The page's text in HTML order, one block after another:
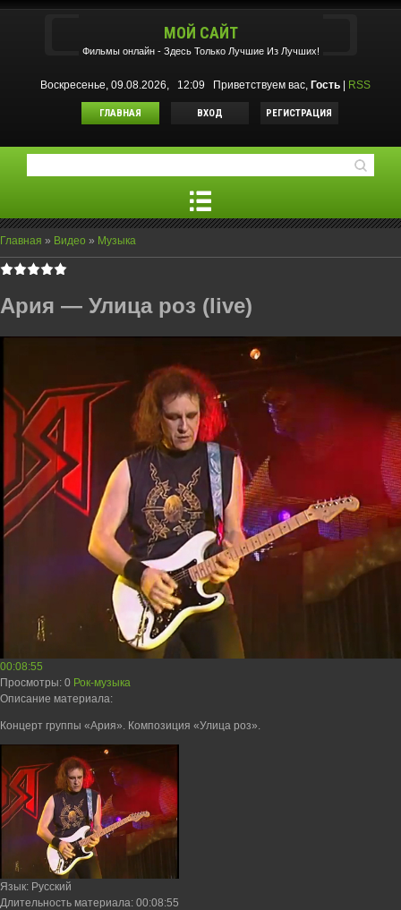
МОЙ САЙТ
Фильмы oнлайн - Здесь Только Лучшие Из Лучших!
Воскресенье, 09.08.2026, 12:09 Приветствуем вас, Гость| RSS
ГЛАВНАЯ ВХОД РЕГИСТРАЦИЯ
Главная » Видео » Музыка
Ария — Улица роз (live)
00:08:55
Просмотры: 0 Рок-музыка
Описание материала:
Концерт группы «Ария». Композиция «Улица роз».
Язык: Русский
Длительность материала: 00:08:55